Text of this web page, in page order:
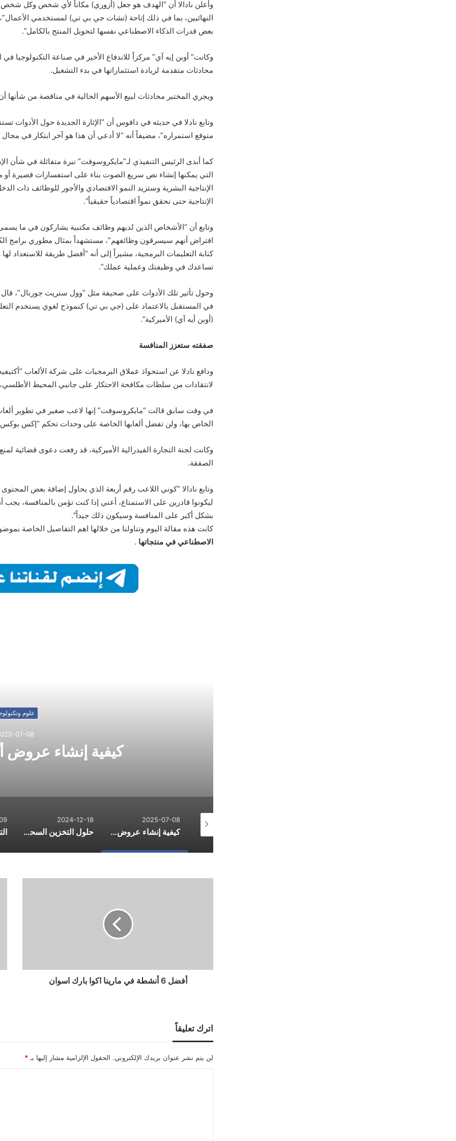
وأعلن نادالا أن “الهدف هو جعل (أزوري) مكاناً لأي شخص وكل
النهائيين، بما في ذلك إتاحة (تشات جي بي تي) لمستخدمي
بعض قدرات الذكاء الاصطناعي نفسها لتحويل المنتج بالكامل”.
وكانت” أوبن إيه آي” مركزاً للاندفاع الأخير في صناعة
محادثات متقدمة لزيادة استثماراتها في بدء التشغيل.
ويجري المختبر محادثات لبيع الأسهم الحالية في مناقصة من شأنها أن تقدر قيمة
وتابع نادلا في حديثه في دافوس أن “الإثارة الجديدة حول الأدوات
متوقع استمراره”، مضيفاً أنه “لا أدعي أن هذا هو آخر ابتكار في
كما أبدى الرئيس التنفيذي لـ”مايكروسوفت” نبرة متفائلة في شأن
التي يمكنها إنشاء نص سريع الصوت بناء على استفسارات قصيرة أو
الإنتاجية البشرية وستزيد النمو الاقتصادي والأجور للوظائف
الإنتاجية حتى نحقق نمواً اقتصادياً حقيقياً”.
وتابع أن “الأشخاص الذين لديهم وظائف مكتبية يشاركون في ما
افتراض أنهم سيسرقون وظائفهم”، مستشهداً بمثال مطوري برامج
كتابة التعليمات البرمجية، مشيراً إلى أنه “أفضل طريقة للاستعداد
تساعدك في وظيفتك وعملية عملك”.
وحول تأثير تلك الأدوات على صحيفة مثل “وول ستريت جورنال”، قال
في المستقبل بالاعتماد على (جي بي تي) كنموذج لغوي يستخدم
(أوبن أيه آي) الأميركية”.
صفقته ستعزز المنافسة
لانتقادات من سلطات مكافحة الاحتكار على جانبي المحيط
في وقت سابق قالت “مايكروسوفت” إنها لاعب صغير في تطوير ألعاب
الخاص بها، ولن تفضل ألعابها الخاصة على وحدات تحكم “إكس
وكانت لجنة التجارة الفيدرالية الأميركية، قد رفعت دعوى قضائية
الصفقة.
وتابع نادالا “كوني اللاعب رقم أربعة الذي يحاول إضافة بعض
ليكونوا قادرين على الاستمتاع، أعني إذا كنت تؤمن بالمنافسة،
بشكل أكبر على المنافسة وسيكون ذلك جيداً”.
كانت هذه مقالة اليوم وتناولنا من خلالها اهم التفاصيل الخاصة
الاصطناعي في منتجاتها .
علوم
07-08
كيفية إنشاء عروض
2025-07-08
كيفية إنشاء عروض أكاديمية مذهلة؟
2024-12-18
حلول التخزين السحابي: 6 اختيارات موثوقة وآمنة في 2024
أفضل 6 أنشطة في مارينا اكوا بارك اسوان
اترك تعليقاً
لن يتم نشر عنوان بريدك الإلكتروني. الحقول الإلزامية مشار إليها بـ *